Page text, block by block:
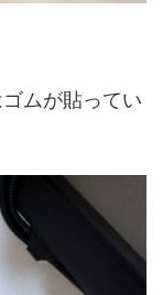
ムが貼ってい